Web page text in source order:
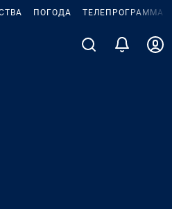
ПОГОДА ТЕЛЕПРОГРАММА